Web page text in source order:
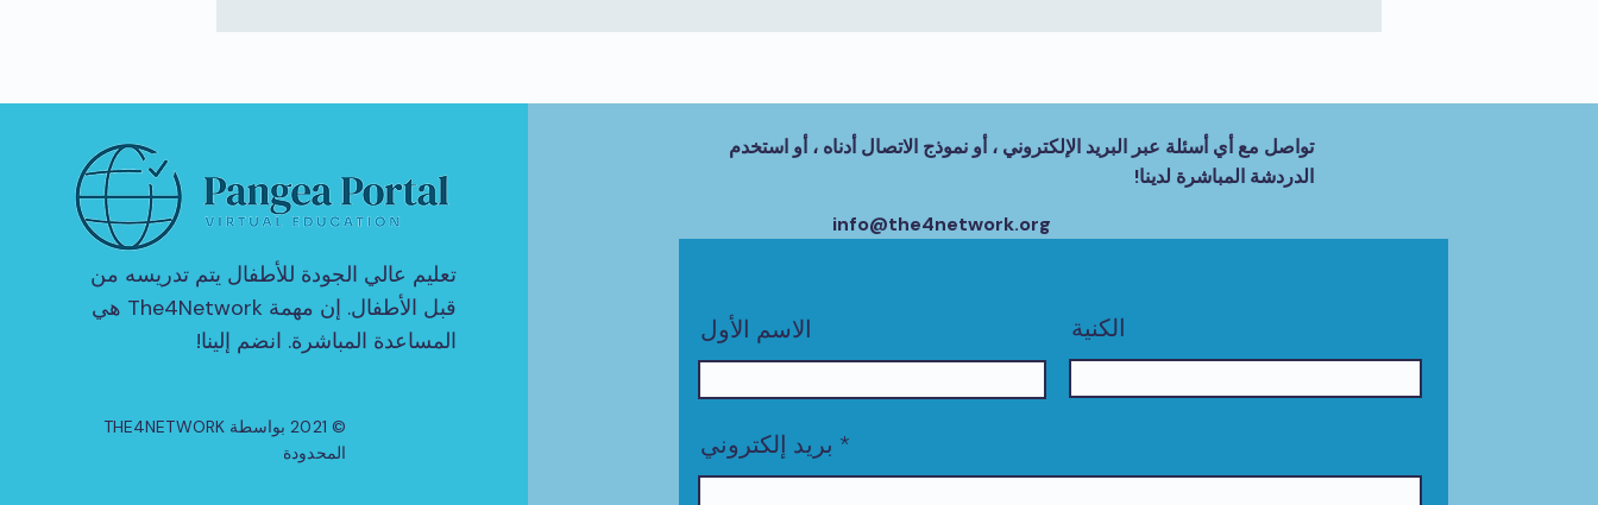
تعليم عالي الجودة للأطفال يتم تدريسه من
قبل الأطفال. إن مهمة The4Network هي
المساعدة المباشرة. انضم إلينا!
© 2021 بواسطة THE4NETWORK
المحدودة
تواصل مع أي أسئلة عبر البريد الإلكتروني ، أو نموذج الاتصال أدناه ، أو استخدم
الدردشة المباشرة لدينا!
info@the4network.org
الاسم الأول الكنية
بريد إلكتروني